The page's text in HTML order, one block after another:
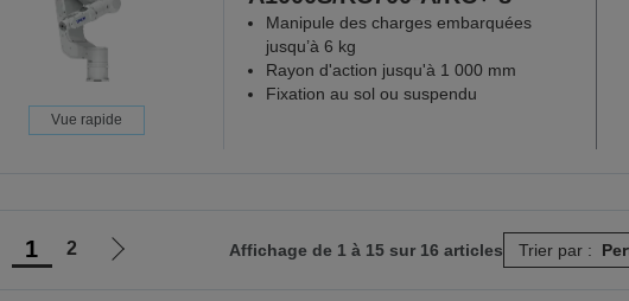
Vue rapide
Manipule des charges embarquées
jusqu’à 6 kg
Rayon d'action jusqu'à 1 000 mm
Fixation au sol ou suspendu
1 2
Aller
Affichage de 1 à 15 sur 16 articles Trier par :